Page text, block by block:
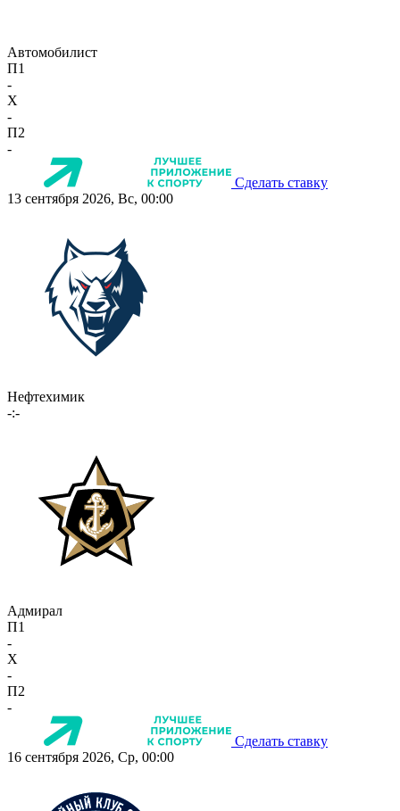
Автомобилист
П1
-
X
-
П2
-
Сделать ставку
13 сентября 2026, Вс, 00:00
Нефтехимик
-:-
Адмирал
П1
-
X
-
П2
-
Сделать ставку
16 сентября 2026, Ср, 00:00